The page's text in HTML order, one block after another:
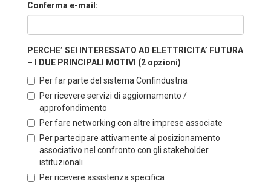
Conferma e-mail:
PERCHE’ SEI INTERESSATO AD ELETTRICITA’ FUTURA
– I DUE PRINCIPALI MOTIVI (2 opzioni)
Per far parte del sistema Confindustria
Per ricevere servizi di aggiornamento /
approfondimento
Per fare networking con altre imprese associate
Per partecipare attivamente al posizionamento
associativo nel confronto con gli stakeholder
istituzionali
Per ricevere assistenza specifica